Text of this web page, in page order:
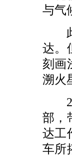
与气
此
达。
刻画
溯火
部，
达工
车所